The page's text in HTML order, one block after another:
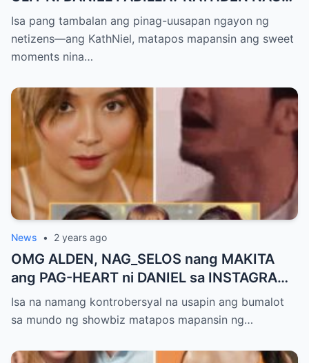
SIGN OFF NA SA FAREWELL PARTY!
Isa pang tambalan ang pinag-uusapan ngayon ng
netizens—ang KathNiel, matapos mapansin ang sweet
moments nina…
News • 2 years ago
OMG ALDEN, NAG_SELOS nang MAKITA
ang PAG-HEART ni DANIEL sa INSTAGRAM
POST ni KATHRYN ! TAKOT ANG Fans NA
MAY MANGYARI
Isa na namang kontrobersyal na usapin ang bumalot
sa mundo ng showbiz matapos mapansin ng…